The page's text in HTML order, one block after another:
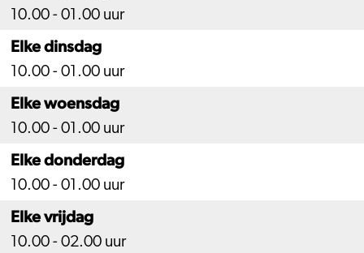
10.00 - 01.00 uur
Elke dinsdag
10.00 - 01.00 uur
Elke woensdag
10.00 - 01.00 uur
Elke donderdag
10.00 - 01.00 uur
Elke vrijdag
10.00 - 02.00 uur